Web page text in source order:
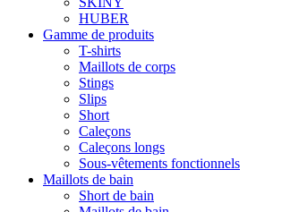
HUBER
Gamme de produits
T-shirts
Maillots de corps
Stings
Slips
Short
Caleçons
Caleçons longs
Sous-vêtements fonctionnels
Maillots de bain
Short de bain